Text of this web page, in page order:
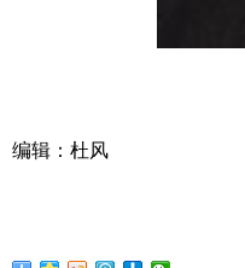
编辑：杜风